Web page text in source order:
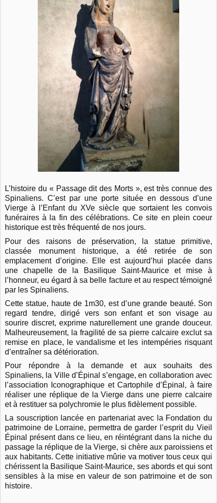
L’histoire du « Passage dit des Morts », est très connue des
Spinaliens. C’est par une porte située en dessous d’une
Vierge à l’Enfant du XVe siècle que sortaient les convois
funéraires à la fin des célébrations. Ce site en plein coeur
historique est très fréquenté de nos jours.
Pour des raisons de préservation, la statue primitive,
classée monument historique, a été retirée de son
emplacement d’origine. Elle est aujourd’hui placée dans
une chapelle de la Basilique Saint-Maurice et mise à
l’honneur, eu égard à sa belle facture et au respect témoigné
par les Spinaliens.
Cette statue, haute de 1m30, est d’une grande beauté. Son
regard tendre, dirigé vers son enfant et son visage au
sourire discret, exprime naturellement une grande douceur.
Malheureusement, la fragilité de sa pierre calcaire exclut sa
remise en place, le vandalisme et les intempéries risquant
d’entraîner sa détérioration.
Pour répondre à la demande et aux souhaits des
Spinaliens, la Ville d’Épinal s’engage, en collaboration avec
l’association Iconographique et Cartophile d’Épinal, à faire
réaliser une réplique de la Vierge dans une pierre calcaire
et à restituer sa polychromie le plus fidèlement possible.
La souscription lancée en partenariat avec la Fondation du
patrimoine de Lorraine, permettra de garder l’esprit du Vieil
Épinal présent dans ce lieu, en réintégrant dans la niche du
passage la réplique de la Vierge, si chère aux paroissiens et
aux habitants. Cette initiative mûrie va motiver tous ceux qui
chérissent la Basilique Saint-Maurice, ses abords et qui sont
sensibles à la mise en valeur de son patrimoine et de son
histoire.